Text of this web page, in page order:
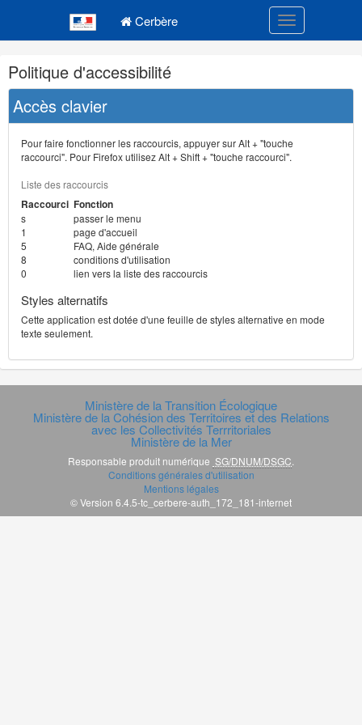
Cerbère Toggle
Navigation
et
outils
annexes
Politique d'accessibilité
Accès clavier
Pour faire fonctionner les raccourcis, appuyer sur Alt + "touche
raccourci". Pour Firefox utilisez Alt + Shift + "touche raccourci".
Liste des raccourcis
Raccourci Fonction
s
passer le menu
1
page d'accueil
5
FAQ, Aide générale
8
conditions d'utilisation
0
lien vers la liste des raccourcis
Styles alternatifs
Cette application est dotée d'une feuille de styles alternative en mode
texte seulement.
Ministère de la Transition Écologique
Ministère de la Cohésion des Territoires et des Relations
avec les Collectivités Terrritoriales
Ministère de la Mer
Responsable produit numérique SG/DNUM/DSGC
Conditions générales d'utilisation
Mentions légales
© Version 6.4.5-tc_cerbere-auth_172_181-internet